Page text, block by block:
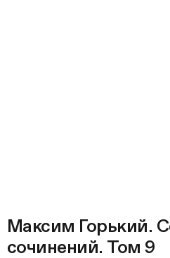
Максим Горький.
сочинений. Том 9